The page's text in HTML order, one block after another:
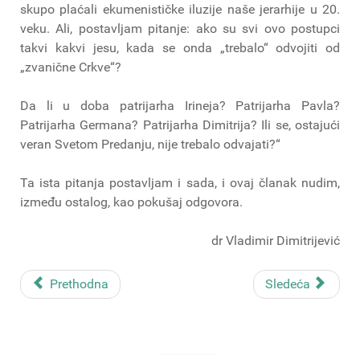
skupo plaćali ekumenističke iluzije naše jerarhije u 20.
veku. Ali, postavljam pitanje: ako su svi ovo postupci
takvi kakvi jesu, kada se onda „trebalo“ odvojiti od
„zvanične Crkve“?
Da li u doba patrijarha Irineja? Patrijarha Pavla?
Patrijarha Germana? Patrijarha Dimitrija? Ili se, ostajući
veran Svetom Predanju, nije trebalo odvajati?“
Ta ista pitanja postavljam i sada, i ovaj članak nudim,
između ostalog, kao pokušaj odgovora.
dr Vladimir Dimitrijević
Prethodna Sledeća